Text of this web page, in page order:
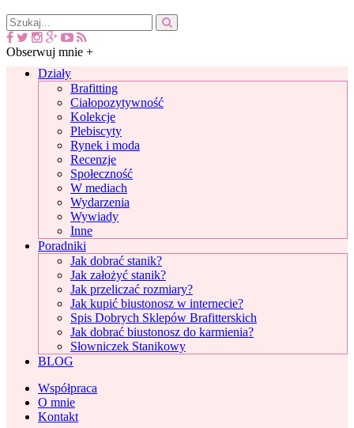
Obserwuj mnie +
Działy
Brafitting
Ciałopozytywność
Kolekcje
Plebiscyty
Rynek i moda
Recenzje
Społeczność
W mediach
Wydarzenia
Wywiady
Inne
Poradniki
Jak dobrać stanik?
Jak założyć stanik?
Jak przeliczać rozmiary?
Jak kupić biustonosz w internecie?
Spis Dobrych Sklepów Brafitterskich
Jak dobrać biustonosz do karmienia?
Słowniczek Stanikowy
BLOG
Współpraca
O mnie
Kontakt